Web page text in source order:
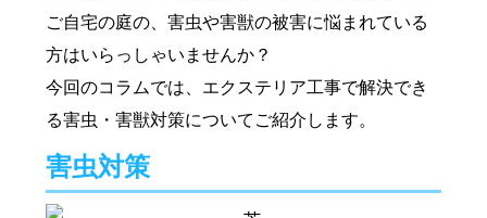
ご自宅の庭の、害虫や害獣の被害に悩まれている
方はいらっしゃいませんか？
今回のコラムでは、エクステリア工事で解決でき
る害虫・害獣対策についてご紹介します。
害虫対策